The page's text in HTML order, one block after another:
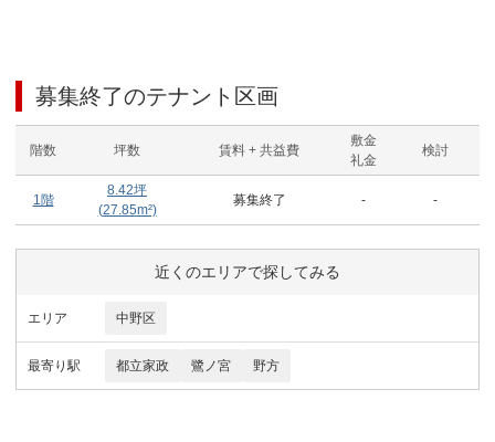
募集終了のテナント区画
階数 坪数 賃料 + 共益費
敷金
礼金
検討
1階
8.42坪
(27.85m²)
募集終了 - -
近くのエリアで探してみる
エリア 中野区
最寄り駅 都立家政 鷺ノ宮 野方